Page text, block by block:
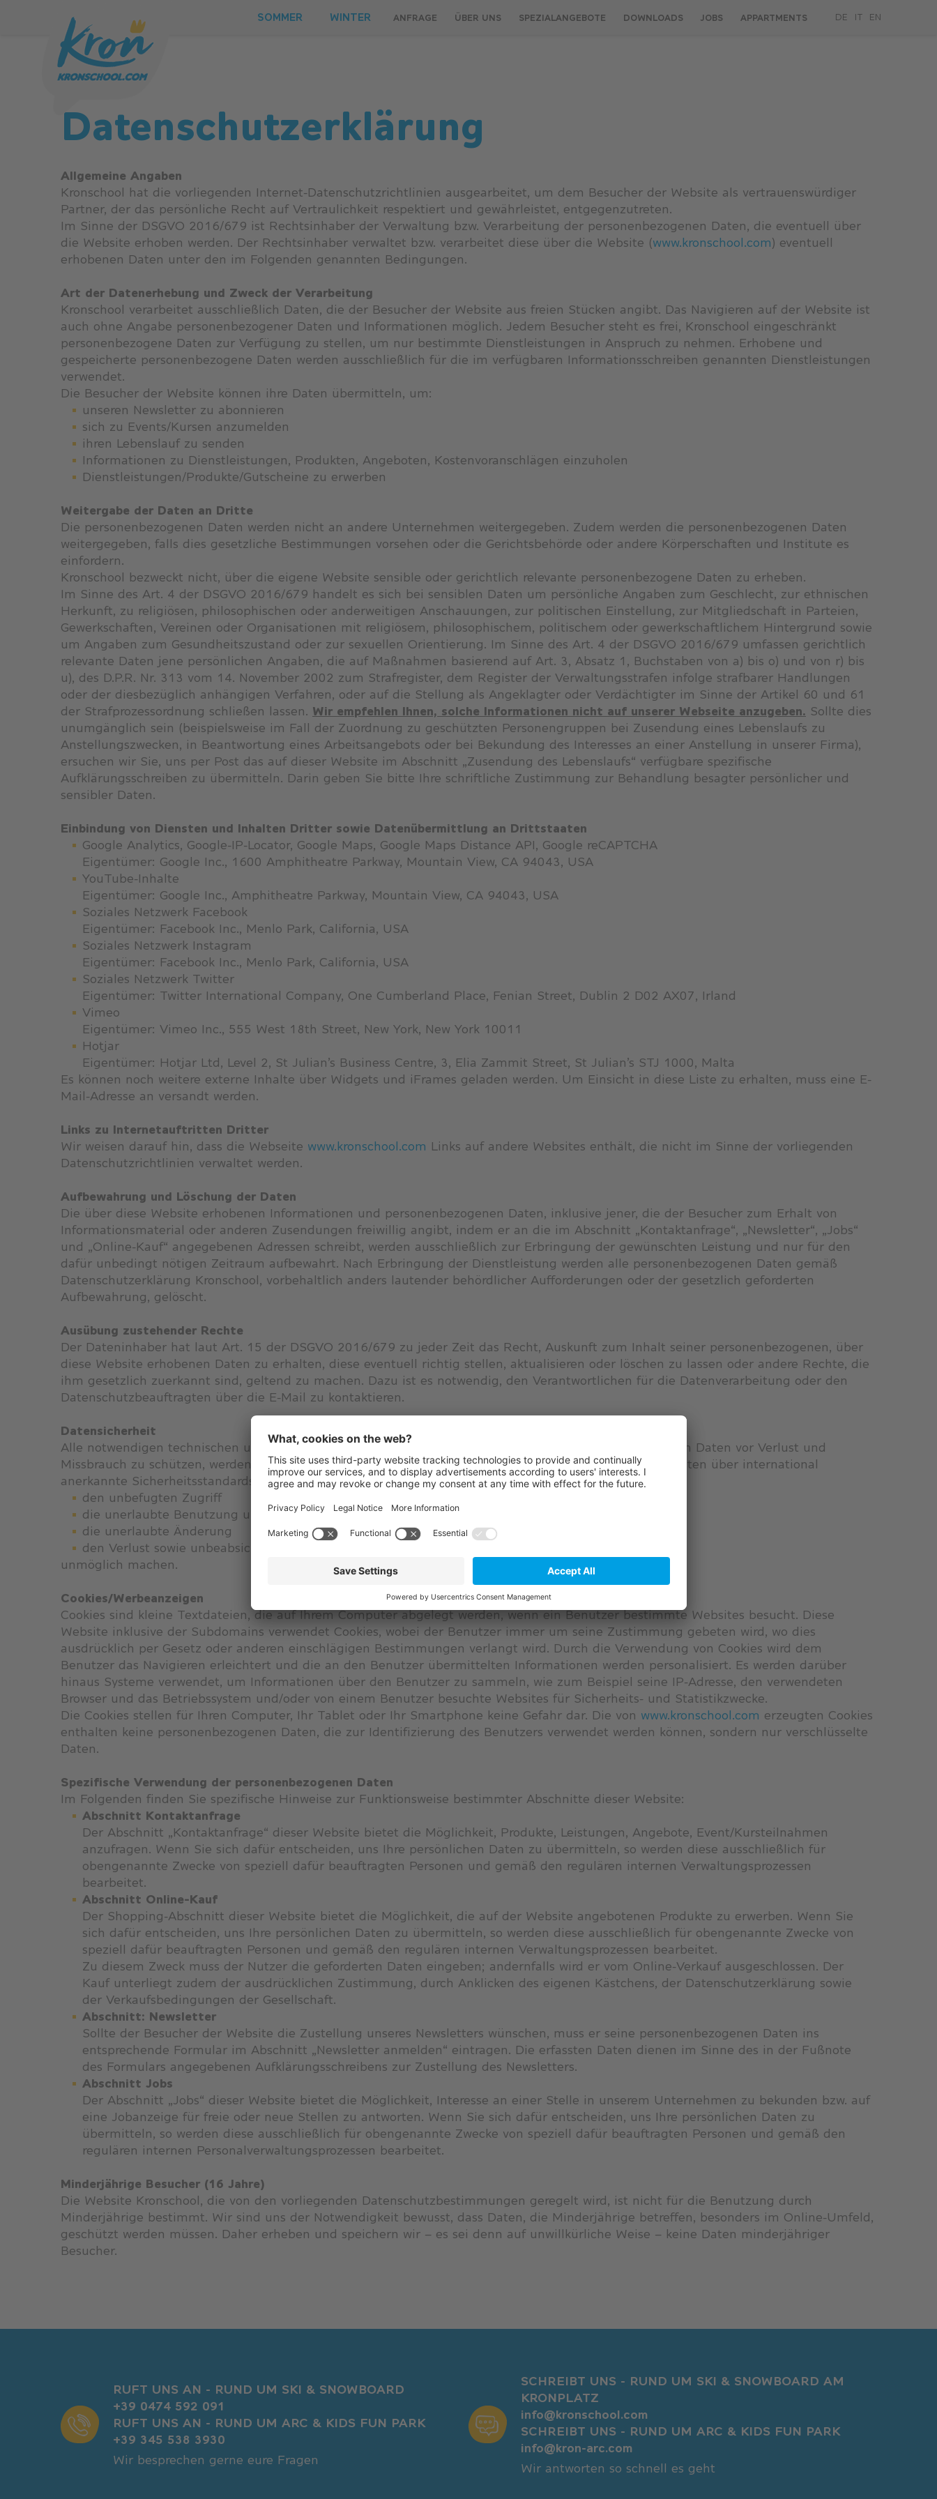
SOMMER WINTER ANFRAGE ÜBER UNS SPEZIALANGEBOTE DOWNLOADS JOBS APPARTMENTS DE IT EN
SOMMER
WINTER
Datenschutzerklärung
Allgemeine Angaben
Kronschool hat die vorliegenden Internet-Datenschutzrichtlinien ausgearbeitet, um dem Besucher der Website als vertrauenswürdiger
Partner, der das persönliche Recht auf Vertraulichkeit respektiert und gewährleistet, entgegenzutreten.
Im Sinne der DSGVO 2016/679 ist Rechtsinhaber der Verwaltung bzw. Verarbeitung der personenbezogenen Daten, die eventuell über
die Website erhoben werden. Der Rechtsinhaber verwaltet bzw. verarbeitet diese über die Website (www.kronschool.com) eventuell
erhobenen Daten unter den im Folgenden genannten Bedingungen.
Art der Datenerhebung und Zweck der Verarbeitung
Kronschool verarbeitet ausschließlich Daten, die der Besucher der Website aus freien Stücken angibt. Das Navigieren auf der Website ist
auch ohne Angabe personenbezogener Daten und Informationen möglich. Jedem Besucher steht es frei, Kronschool eingeschränkt
personenbezogene Daten zur Verfügung zu stellen, um nur bestimmte Dienstleistungen in Anspruch zu nehmen. Erhobene und
gespeicherte personenbezogene Daten werden ausschließlich für die im verfügbaren Informationsschreiben genannten Dienstleistungen
verwendet.
Die Besucher der Website können ihre Daten übermitteln, um:
unseren Newsletter zu abonnieren
sich zu Events/Kursen anzumelden
ihren Lebenslauf zu senden
Informationen zu Dienstleistungen, Produkten, Angeboten, Kostenvoranschlägen einzuholen
Dienstleistungen/Produkte/Gutscheine zu erwerben
Weitergabe der Daten an Dritte
Die personenbezogenen Daten werden nicht an andere Unternehmen weitergegeben. Zudem werden die personenbezogenen Daten
weitergegeben, falls dies gesetzliche Bestimmungen vorsehen oder die Gerichtsbehörde oder andere Körperschaften und Institute es
einfordern.
Kronschool bezweckt nicht, über die eigene Website sensible oder gerichtlich relevante personenbezogene Daten zu erheben.
Im Sinne des Art. 4 der DSGVO 2016/679 handelt es sich bei sensiblen Daten um persönliche Angaben zum Geschlecht, zur ethnischen
Herkunft, zu religiösen, philosophischen oder anderweitigen Anschauungen, zur politischen Einstellung, zur Mitgliedschaft in Parteien,
Gewerkschaften, Vereinen oder Organisationen mit religiösem, philosophischem, politischem oder gewerkschaftlichem Hintergrund sowie
um Angaben zum Gesundheitszustand oder zur sexuellen Orientierung. Im Sinne des Art. 4 der DSGVO 2016/679 umfassen gerichtlich
relevante Daten jene persönlichen Angaben, die auf Maßnahmen basierend auf Art. 3, Absatz 1, Buchstaben von a) bis o) und von r) bis
u), des D.P.R. Nr. 313 vom 14. November 2002 zum Strafregister, dem Register der Verwaltungsstrafen infolge strafbarer Handlungen
oder der diesbezüglich anhängigen Verfahren, oder auf die Stellung als Angeklagter oder Verdächtigter im Sinne der Artikel 60 und 61
der Strafprozessordnung schließen lassen. Wir empfehlen Ihnen, solche Informationen nicht auf unserer Webseite anzugeben. Sollte dies
unumgänglich sein (beispielsweise im Fall der Zuordnung zu geschützten Personengruppen bei Zusendung eines Lebenslaufs zu
Anstellungszwecken, in Beantwortung eines Arbeitsangebots oder bei Bekundung des Interesses an einer Anstellung in unserer Firma),
ersuchen wir Sie, uns per Post das auf dieser Website im Abschnitt „Zusendung des Lebenslaufs“ verfügbare spezifische
Aufklärungsschreiben zu übermitteln. Darin geben Sie bitte Ihre schriftliche Zustimmung zur Behandlung besagter persönlicher und
sensibler Daten.
Einbindung von Diensten und Inhalten Dritter sowie Datenübermittlung an Drittstaaten
Google Analytics, Google-IP-Locator, Google Maps, Google Maps Distance API, Google reCAPTCHA
Eigentümer: Google Inc., 1600 Amphitheatre Parkway, Mountain View, CA 94043, USA
YouTube-Inhalte
Eigentümer: Google Inc., Amphitheatre Parkway, Mountain View, CA 94043, USA
Soziales Netzwerk Facebook
Eigentümer: Facebook Inc., Menlo Park, California, USA
Soziales Netzwerk Instagram
Eigentümer: Facebook Inc., Menlo Park, California, USA
Soziales Netzwerk Twitter
Eigentümer: Twitter International Company, One Cumberland Place, Fenian Street, Dublin 2 D02 AX07, Irland
Vimeo
Eigentümer: Vimeo Inc., 555 West 18th Street, New York, New York 10011
Hotjar
Eigentümer: Hotjar Ltd, Level 2, St Julian’s Business Centre, 3, Elia Zammit Street, St Julian’s STJ 1000, Malta
Es können noch weitere externe Inhalte über Widgets und iFrames geladen werden. Um Einsicht in diese Liste zu erhalten, muss eine E-
Mail-Adresse an versandt werden.
Links zu Internetauftritten Dritter
Wir weisen darauf hin, dass die Webseite www.kronschool.com Links auf andere Websites enthält, die nicht im Sinne der vorliegenden
Datenschutzrichtlinien verwaltet werden.
Aufbewahrung und Löschung der Daten
Die über diese Website erhobenen Informationen und personenbezogenen Daten, inklusive jener, die der Besucher zum Erhalt von
Informationsmaterial oder anderen Zusendungen freiwillig angibt, indem er an die im Abschnitt „Kontaktanfrage“, „Newsletter“, „Jobs“
und „Online-Kauf“ angegebenen Adressen schreibt, werden ausschließlich zur Erbringung der gewünschten Leistung und nur für den
dafür unbedingt nötigen Zeitraum aufbewahrt. Nach Erbringung der Dienstleistung werden alle personenbezogenen Daten gemäß
Datenschutzerklärung Kronschool, vorbehaltlich anders lautender behördlicher Aufforderungen oder der gesetzlich geforderten
Aufbewahrung, gelöscht.
Ausübung zustehender Rechte
Der Dateninhaber hat laut Art. 15 der DSGVO 2016/679 zu jeder Zeit das Recht, Auskunft zum Inhalt seiner personenbezogenen, über
diese Website erhobenen Daten zu erhalten, diese eventuell richtig stellen, aktualisieren oder löschen zu lassen oder andere Rechte, die
ihm gesetzlich zuerkannt sind, geltend zu machen. Dazu ist es notwendig, den Verantwortlichen für die Datenverarbeitung oder den
Datenschutzbeauftragten über die E-Mail zu kontaktieren.
Datensicherheit
Alle notwendigen technischen und organisatorischen Sicherheitsmaßnahmen, um die personenbezogenen Daten vor Verlust und
Missbrauch zu schützen, werden von Kronschool getroffen. Kronschool schützt die personenbezogenen Daten über international
anerkannte Sicherheitsstandards sowie über Verfahren, die
den unbefugten Zugriff
die unerlaubte Benutzung und Verbreitung
die unerlaubte Änderung
den Verlust sowie unbeabsichtigtes oder rechtswidriges Zerstören
unmöglich machen.
Cookies/Werbeanzeigen
Cookies sind kleine Textdateien, die auf Ihrem Computer abgelegt werden, wenn ein Benutzer bestimmte Websites besucht. Diese
Website inklusive der Subdomains verwendet Cookies, wobei der Benutzer immer um seine Zustimmung gebeten wird, wo dies
ausdrücklich per Gesetz oder anderen einschlägigen Bestimmungen verlangt wird. Durch die Verwendung von Cookies wird dem
Benutzer das Navigieren erleichtert und die an den Benutzer übermittelten Informationen werden personalisiert. Es werden darüber
hinaus Systeme verwendet, um Informationen über den Benutzer zu sammeln, wie zum Beispiel seine IP-Adresse, den verwendeten
Browser und das Betriebssystem und/oder von einem Benutzer besuchte Websites für Sicherheits- und Statistikzwecke.
Die Cookies stellen für Ihren Computer, Ihr Tablet oder Ihr Smartphone keine Gefahr dar. Die von www.kronschool.com erzeugten Cookies
enthalten keine personenbezogenen Daten, die zur Identifizierung des Benutzers verwendet werden können, sondern nur verschlüsselte
Daten.
Spezifische Verwendung der personenbezogenen Daten
Im Folgenden finden Sie spezifische Hinweise zur Funktionsweise bestimmter Abschnitte dieser Website:
Abschnitt Kontaktanfrage
Der Abschnitt „Kontaktanfrage“ dieser Website bietet die Möglichkeit, Produkte, Leistungen, Angebote, Event/Kursteilnahmen
anzufragen. Wenn Sie sich dafür entscheiden, uns Ihre persönlichen Daten zu übermitteln, so werden diese ausschließlich für
obengenannte Zwecke von speziell dafür beauftragten Personen und gemäß den regulären internen Verwaltungsprozessen
bearbeitet.
Abschnitt Online-Kauf
Der Shopping-Abschnitt dieser Website bietet die Möglichkeit, die auf der Website angebotenen Produkte zu erwerben. Wenn Sie
sich dafür entscheiden, uns Ihre persönlichen Daten zu übermitteln, so werden diese ausschließlich für obengenannte Zwecke von
speziell dafür beauftragten Personen und gemäß den regulären internen Verwaltungsprozessen bearbeitet.
Zu diesem Zweck muss der Nutzer die geforderten Daten eingeben; andernfalls wird er vom Online-Verkauf ausgeschlossen. Der
Kauf unterliegt zudem der ausdrücklichen Zustimmung, durch Anklicken des eigenen Kästchens, der Datenschutzerklärung sowie
der Verkaufsbedingungen der Gesellschaft.
Abschnitt: Newsletter
Sollte der Besucher der Website die Zustellung unseres Newsletters wünschen, muss er seine personenbezogenen Daten ins
entsprechende Formular im Abschnitt „Newsletter anmelden“ eintragen. Die erfassten Daten dienen im Sinne des in der Fußnote
des Formulars angegebenen Aufklärungsschreibens zur Zustellung des Newsletters.
Abschnitt Jobs
Der Abschnitt „Jobs“ dieser Website bietet die Möglichkeit, Interesse an einer Stelle in unserem Unternehmen zu bekunden bzw. auf
eine Jobanzeige für freie oder neue Stellen zu antworten. Wenn Sie sich dafür entscheiden, uns Ihre persönlichen Daten zu
übermitteln, so werden diese ausschließlich für obengenannte Zwecke von speziell dafür beauftragten Personen und gemäß den
regulären internen Personalverwaltungsprozessen bearbeitet.
Minderjährige Besucher (16 Jahre)
Die Website Kronschool, die von den vorliegenden Datenschutzbestimmungen geregelt wird, ist nicht für die Benutzung durch
Minderjährige bestimmt. Wir sind uns der Notwendigkeit bewusst, dass Daten, die Minderjährige betreffen, besonders im Online-Umfeld,
geschützt werden müssen. Daher erheben und speichern wir – es sei denn auf unwillkürliche Weise – keine Daten minderjähriger
Besucher.
RUFT UNS AN - RUND UM SKI & SNOWBOARD
+39 0474 592 091
RUFT UNS AN - RUND UM ARC & KIDS FUN PARK
+39 345 538 3930​​
Wir besprechen gerne eure Fragen
SCHREIBT UNS - RUND UM SKI & SNOWBOARD AM
KRONPLATZ
info@kronschool.com
SCHREIBT UNS - RUND UM ARC & KIDS FUN PARK
info@kron-arc.com
Wir antworten so schnell es geht